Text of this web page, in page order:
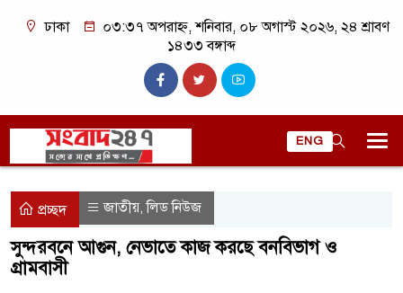
ঢাকা
০৩:৩৭ অপরাহ্ন, শনিবার, ০৮ অগাস্ট ২০২৬, ২৪ শ্রাবণ
১৪৩৩ বঙ্গাব্দ
ENG
প্রচ্ছদ জাতীয়,লিড নিউজ
সুন্দরবনে আগুন, নেভাতে কাজ করছে বনবিভাগ ও
গ্রামবাসী